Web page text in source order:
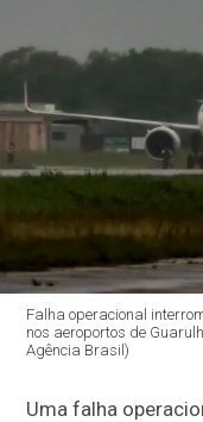
Falha operacional
nos aeroportos de
Agência Brasil)
Uma falha